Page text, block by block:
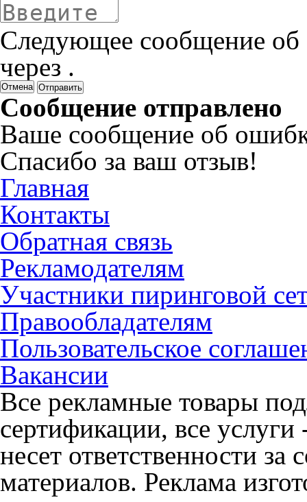
Следующее сообщение об
через .
Отмена
Сообщение отправлено
Ваше сообщение об
Спасибо за ваш отзыв!
Главная
Контакты
Обратная связь
Рекламодателям
Участники пиринговой
Правообладателям
Пользовательское
Вакансии
Все рекламные товары
сертификации, все
несет ответственности
материалов. Реклама